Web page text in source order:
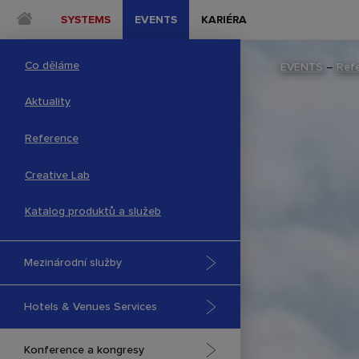
SYSTEMS EVENTS
Co děláme
Aktuality
Reference
Creative Lab
Katalog produktů a služeb
Mezinárodní služby
Hotels & Venues Services
Konference a kongresy
KARIÉRA
EVENTS –